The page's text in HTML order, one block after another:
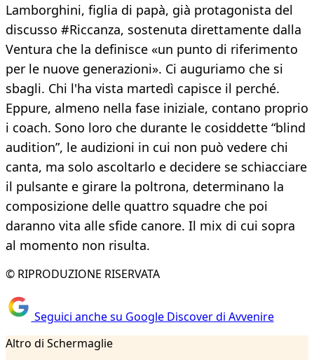
Lamborghini, figlia di papà, già protagonista del
discusso #Riccanza, sostenuta direttamente dalla
Ventura che la definisce «un punto di riferimento
per le nuove generazioni». Ci auguriamo che si
sbagli. Chi l'ha vista martedì capisce il perché.
Eppure, almeno nella fase iniziale, contano proprio
i coach. Sono loro che durante le cosiddette “blind
audition”, le audizioni in cui non può vedere chi
canta, ma solo ascoltarlo e decidere se schiacciare
il pulsante e girare la poltrona, determinano la
composizione delle quattro squadre che poi
daranno vita alle sfide canore. Il mix di cui sopra
al momento non risulta.
© RIPRODUZIONE RISERVATA
Seguici anche su Google Discover di Avvenire
Altro di Schermaglie